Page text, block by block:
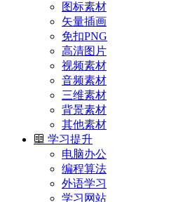
图标素材
矢量插画
免扣PNG
高清图片
视频素材
音频素材
三维素材
背景素材
其他素材
学习提升
电脑办公
编程算法
外语学习
学习网站